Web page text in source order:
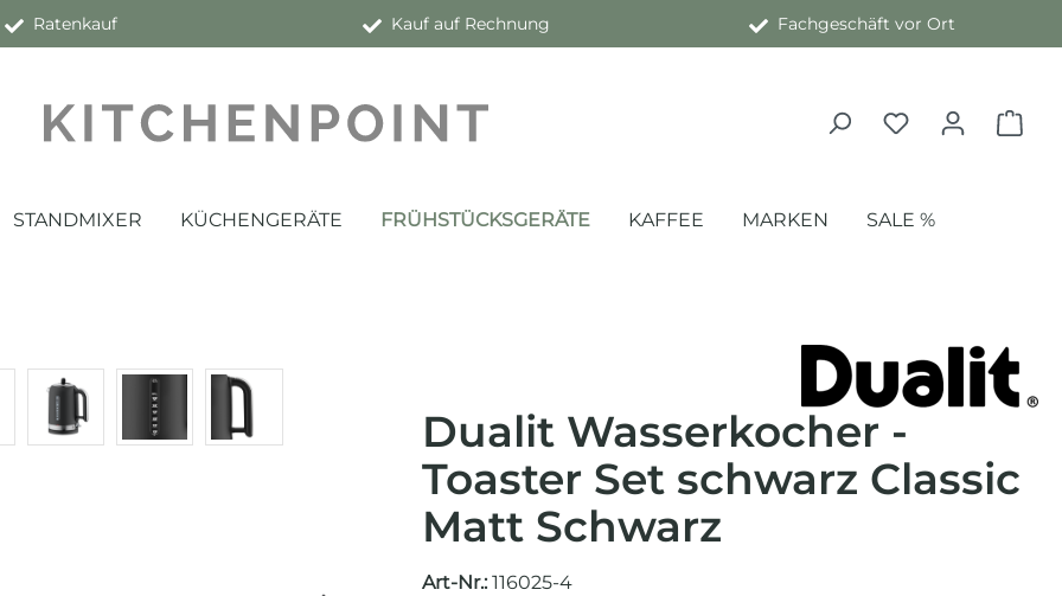
Ratenkauf Kauf auf Rechnung Fachgeschäft vor Ort
STANDMIXER KÜCHENGERÄTE FRÜHSTÜCKSGERÄTE KAFFEE MARKEN SALE %
Dualit Wasserkocher -
Toaster Set schwarz Classic
Matt Schwarz
Art-Nr.: 116025-4